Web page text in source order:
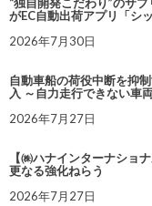
がEC自動出荷アプリ「シ
2026年7月30日
自動車船の荷役中断を抑
入 ～自力走行できない車
2026年7月27日
【㈱ハナインターナショ
更なる強化ねらう
2026年7月27日